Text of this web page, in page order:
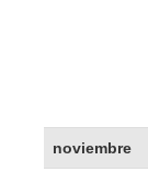
noviembre